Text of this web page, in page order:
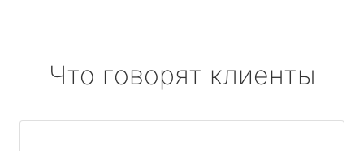
Что говорят клиенты